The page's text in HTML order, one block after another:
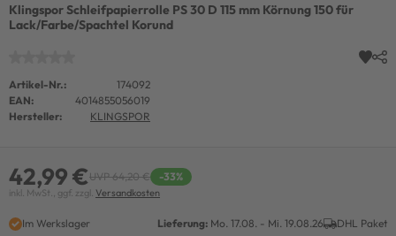
Klingspor Schleifpapierrolle PS 30 D 115 mm Körnung 150 für
Lack/Farbe/Spachtel Korund
Artikel-Nr.:
174092
EAN:
4014855056019
Hersteller:
KLINGSPOR
42,99 €UVP 64,20 € -33%
inkl. MwSt., ggf. zzgl. Versandkosten
Im Werkslager Lieferung: Mo. 17.08. - Mi. 19.08.26 DHL Paket